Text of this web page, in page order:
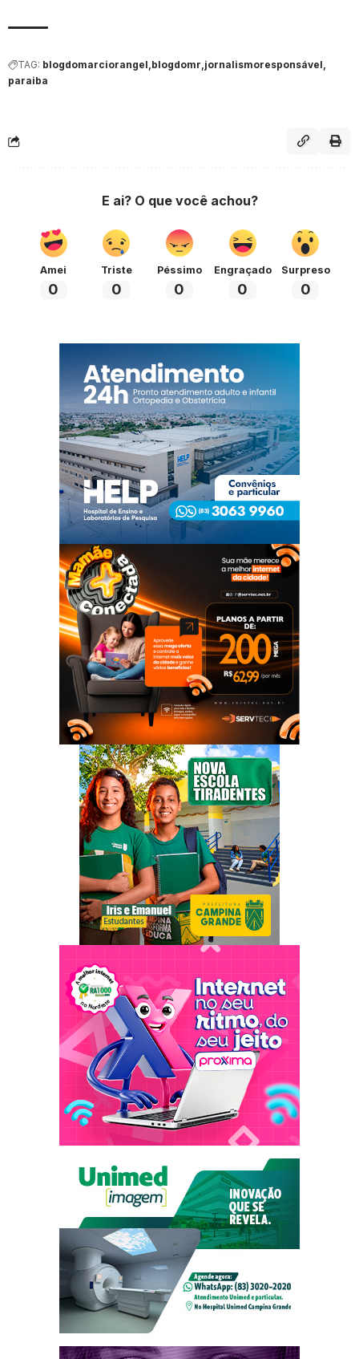
TAG: blogdomarciorangel blogdomr jornalismoresponsável
paraiba
E ai? O que você achou?
Amei
0
Triste
0
Péssimo
0
Engraçado
0
Surpreso
0